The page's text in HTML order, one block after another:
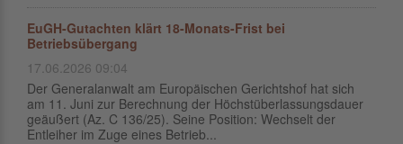
EuGH-Gutachten klärt 18-Monats-Frist bei
Betriebsübergang
17.06.2026 09:04
Der Generalanwalt am Europäischen Gerichtshof hat sich
am 11. Juni zur Berechnung der Höchstüberlassungsdauer
geäußert (Az. C 136/25). Seine Position: Wechselt der
Entleiher im Zuge eines Betrieb...